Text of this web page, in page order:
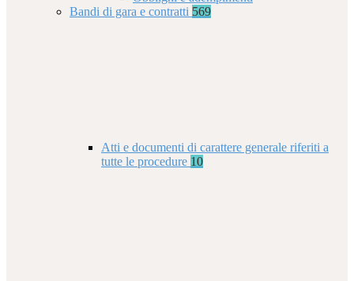
Bandi di gara e contratti 569
Atti e documenti di carattere generale riferiti a
tutte le procedure 10